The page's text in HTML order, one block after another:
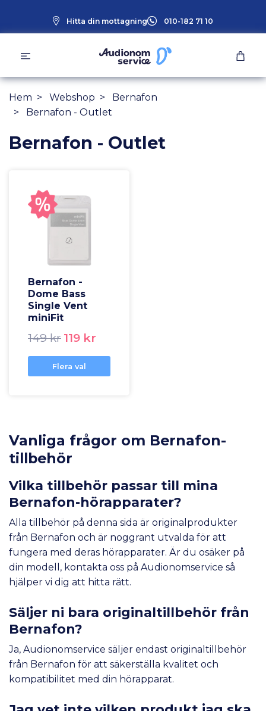
Hitta din mottagning 010-182 71 10
Hem Webshop
Bernafon
Bernafon - Outlet
Bernafon - Outlet
Bernafon -
Dome Bass
Single Vent
miniFit
149 kr 119 kr
Flera val
Vanliga frågor om Bernafon-
tillbehör
Vilka tillbehör passar till mina
Bernafon-hörapparater?
Alla tillbehör på denna sida är originalprodukter
från Bernafon och är noggrant utvalda för att
fungera med deras hörapparater. Är du osäker på
din modell, kontakta oss på Audionomservice så
hjälper vi dig att hitta rätt.
Säljer ni bara originaltillbehör från
Bernafon?
Ja, Audionomservice säljer endast originaltillbehör
från Bernafon för att säkerställa kvalitet och
kompatibilitet med din hörapparat.